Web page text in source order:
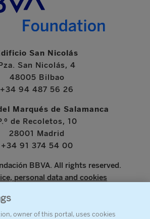
San Nicolás
San Nicolás, 4
48005 Bilbao
+34 94 487 56 26
Marqués de Salamanca
de Recoletos, 10
28001 Madrid
+34 91 374 54 00
BBVA. All rights reserved.
personal data and cookies
owner of this portal, uses cookies